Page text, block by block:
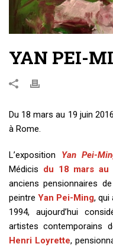
YAN PEI-
Du 18 mars au 19 juin
à Rome.
L’exposition Yan Pei-
Médicis du 18 mars
anciens pensionnaires
peintreYan Pei-Ming, qui
1994, aujourd’hui
artistes contemporains
Henri Loyrette,